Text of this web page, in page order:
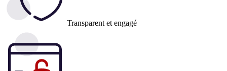
Transparent et engagé